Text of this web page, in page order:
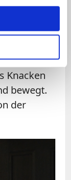
auf
liegt die
11
die
Knacken
bewegt.
der